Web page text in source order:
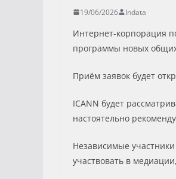
19/06/2026 Indata
Интернет-корпорация
программы новых общих
Приём заявок будет
ICANN будет
настоятельно
Независимые
участвовать в